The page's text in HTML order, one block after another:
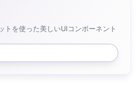
トを使った美しいUIコンポーネント